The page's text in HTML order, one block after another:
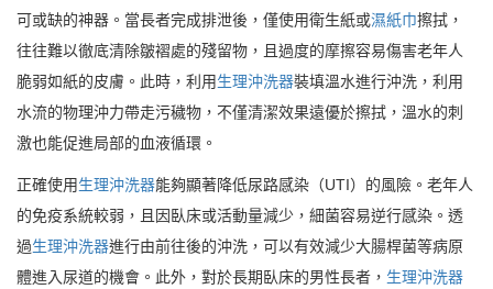
可或缺的神器。當長者完成排泄後，僅使用衛生紙或濕紙巾擦拭，
往往難以徹底清除皺褶處的殘留物，且過度的摩擦容易傷害老年人
脆弱如紙的皮膚。此時，利用生理沖洗器裝填溫水進行沖洗，利用
水流的物理沖力帶走污穢物，不僅清潔效果遠優於擦拭，溫水的刺
激也能促進局部的血液循環。
正確使用生理沖洗器能夠顯著降低尿路感染（UTI）的風險。老年人
的免疫系統較弱，且因臥床或活動量減少，細菌容易逆行感染。透
過生理沖洗器進行由前往後的沖洗，可以有效減少大腸桿菌等病原
體進入尿道的機會。此外，對於長期臥床的男性長者， 生理沖洗器